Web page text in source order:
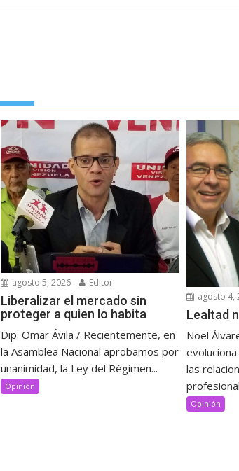
agosto 5, 2026 Editor
Liberalizar el mercado sin
proteger a quien lo habita
Dip. Omar Ávila / Recientemente, en
la Asamblea Nacional aprobamos por
unanimidad, la Ley del Régimen...
Opinión
agosto 4,
Lealtad
Noel
las
Opinión